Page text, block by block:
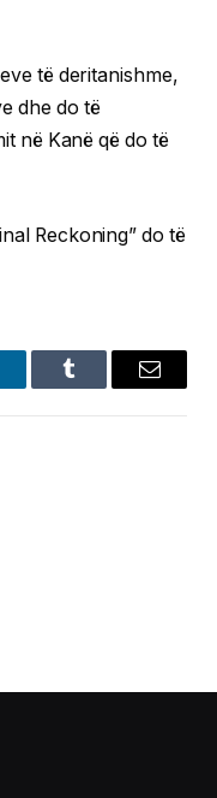
të deritanishme,
dhe do të
në Kanë që do të
Reckoning” do të
Tumblr Email